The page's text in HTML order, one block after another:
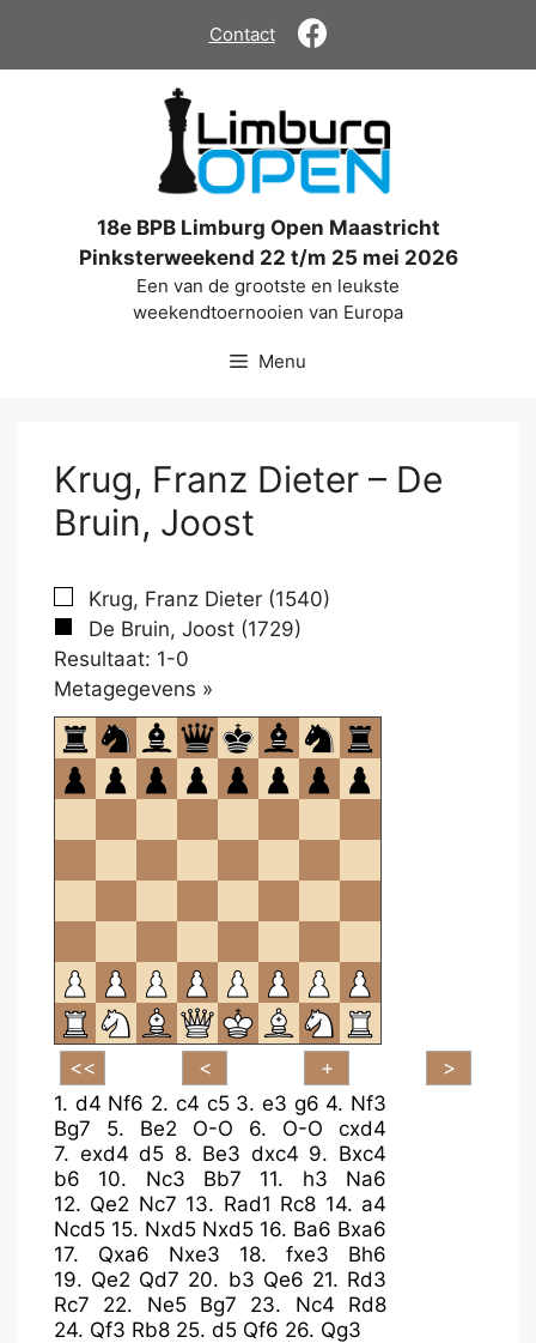
de
Contact
18e BPB Limburg Open Maastricht
Pinksterweekend 22 t/m 25 mei 2026
Een van de grootste en leukste
weekendtoernooien van Europa
Menu
Krug, Franz Dieter – De
Bruin, Joost
Krug, Franz Dieter (1540)
De Bruin, Joost (1729)
Resultaat: 1-0
Metagegevens »
om
te
openen.
1. d4 Nf6 2. c4 c5 3. e3 g6 4. Nf3
Bg7
5. Be2 O-O 6. O-O
cxd4
7. exd4 d5 8. Be3 dxc4 9. Bxc4
b6
10. Nc3 Bb7 11. h3
Na6
12. Qe2 Nc7 13. Rad1 Rc8 14. a4
Ncd5 15. Nxd5 Nxd5 16. Ba6 Bxa6
17. Qxa6 Nxe3 18. fxe3
Bh6
19. Qe2 Qd7 20. b3 Qe6 21. Rd3
Rc7
22. Ne5 Bg7 23. Nc4
Rd8
24. Qf3 Rb8 25. d5 Qf6 26. Qg3